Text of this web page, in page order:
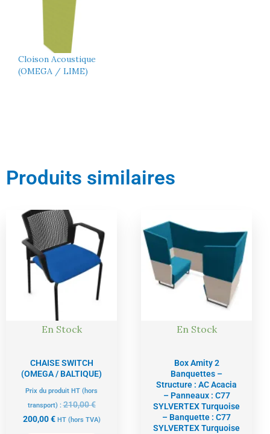
Cloison Acoustique
(OMEGA / LIME)
Produits similaires
En Stock
CHAISE SWITCH
(OMEGA / BALTIQUE)
Prix du produit HT (hors
transport) :210,00€
prix
initial
était :
210,00 €.
200,00€
Le
prix
actuel
200,00 €.
HT (hors TVA)
En Stock
Box Amity 2
Banquettes –
Structure : AC Acacia
– Panneaux : C77
SYLVERTEX Turquoise
– Banquette : C77
SYLVERTEX Turquoise
prix
initial
était :
6371,00
prix
est :
6052,00 €.